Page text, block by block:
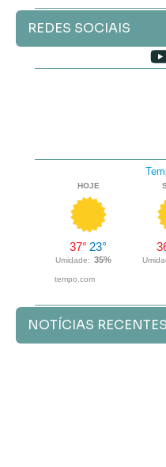
REDES SOCIAIS
NOTÍCIAS RECENTES